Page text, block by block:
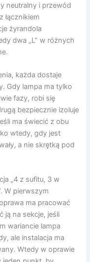
neutralny i przewód
łącznikiem
żyrandola
dwa „L” w różnych
każda dostaje
Gdy lampa ma tylko
fazy, robi się
bezpiecznie izoluje
ma świecić z obu
wtedy, gdy jest
a nie skrętką pod
„4 z sufitu, 3 w
W pierwszym
ma pracować
ją na sekcje, jeśli
wariancie lampa
ale instalacja ma
Wtedy w oprawie